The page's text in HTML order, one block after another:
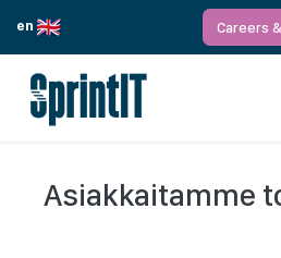
en
Careers
Asiakkaitamme